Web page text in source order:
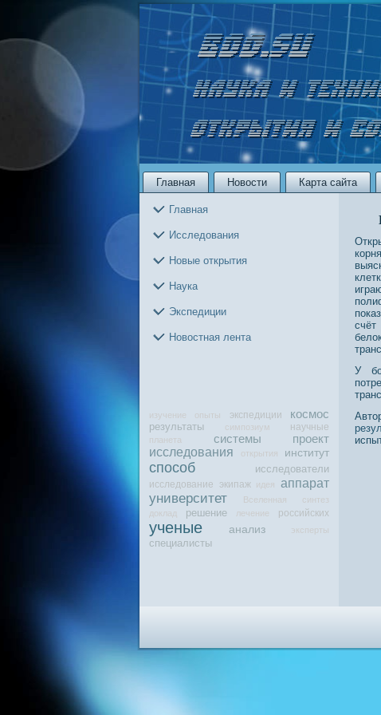
Главная Новости Карта сайта
Главная
Исследования
Новые открытия
Наука
Экспедиции
Новостная лента
изучение опыты экспедиции космос
результаты симпозиум научные
планета системы проект
исследования открытия институт
способ исследователи
исследование экипаж идея аппарат
университет Вселенная
синтез
доклад
решение лечение российских
ученые анализ эксперты
специалисты
У